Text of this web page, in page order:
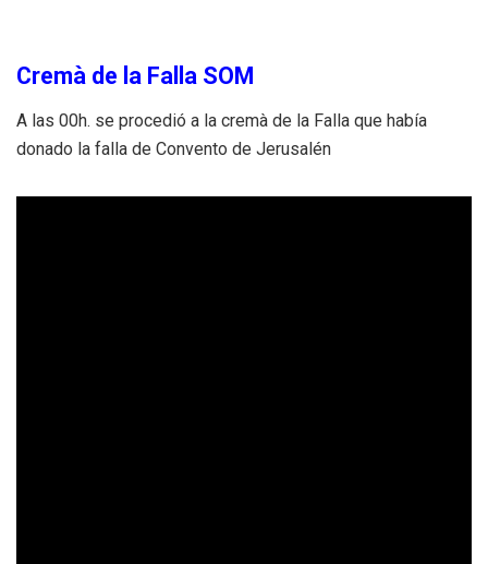
Cremà de la Falla SOM
A las 00h. se procedió a la cremà de la Falla que había
donado la falla de Convento de Jerusalén